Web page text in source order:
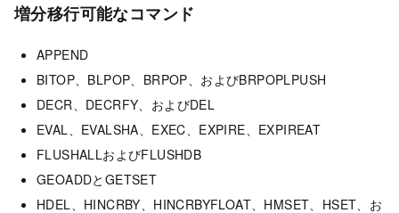
増分移行可能なコマンド
APPEND
BITOP、BLPOP、BRPOP、およびBRPOPLPUSH
DECR、DECRFY、およびDEL
EVAL、EVALSHA、EXEC、EXPIRE、EXPIREAT
FLUSHALLおよびFLUSHDB
GEOADDとGETSET
HDEL、HINCRBY、HINCRBYFLOAT、HMSET、HSET、お